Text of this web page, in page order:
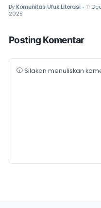
By Komunitas Ufuk Literasi • 11
2025
Posting Komentar
Silakan menuliskan